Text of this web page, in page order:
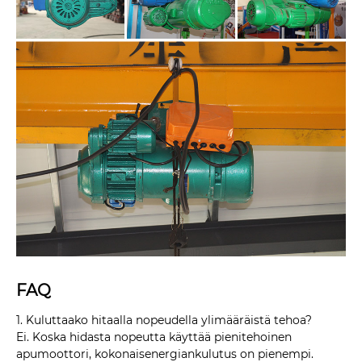
FAQ
1. Kuluttaako hitaalla nopeudella ylimääräistä tehoa?
Ei. Koska hidasta nopeutta käyttää pienitehoinen
apumoottori, kokonaisenergiankulutus on pienempi.